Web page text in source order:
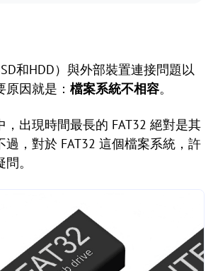
和HDD）與外部裝置連接問題以
因就是： 檔案系統不相容。
，出現時間最長的 FAT32 絕對是其
過，對於 FAT32 這個檔案系統，許
。